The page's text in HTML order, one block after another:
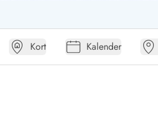
Kort Kalender